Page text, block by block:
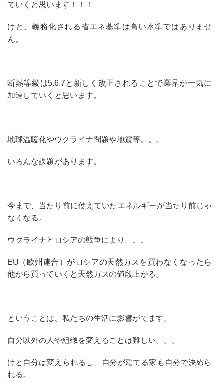
ていくと思います！！！
けど、義務化される省エネ基準は高い水準ではありませ
ん。
断熱等級は5.6.7と新しく改正されることで業界が一気に
加速していくと思います。
地球温暖化やウクライナ問題や地震等。。。
いろんな課題があります。
今まで、当たり前に使えていたエネルギーが当たり前じゃ
なくなる。
ウクライナとロシアの戦争により。。。
EU（欧州連合）がロシアの天然ガスを買わなくなったら
他から買っていくと天然ガスの値段上がる。
ということは、私たちの生活に影響がでます。
自分以外の人や組織を変えることは難しい。。。
けど自分は変えられるし、自分が建てる家も自分で決めら
れる。